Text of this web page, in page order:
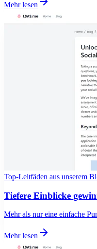
Mehr lesen
Top-Leitfäden aus unserem
Tiefere Einblicke
Mehr als nur eine einfache
Mehr lesen